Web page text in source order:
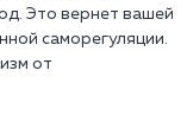
Это вернет вашей
саморегуляции.
от